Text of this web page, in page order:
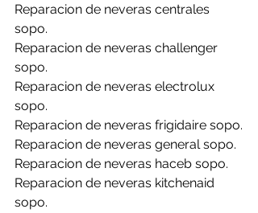
Reparacion de neveras centrales
sopo.
Reparacion de neveras challenger
sopo.
Reparacion de neveras electrolux
sopo.
Reparacion de neveras frigidaire sopo.
Reparacion de neveras general sopo.
Reparacion de neveras haceb sopo.
Reparacion de neveras kitchenaid
sopo.